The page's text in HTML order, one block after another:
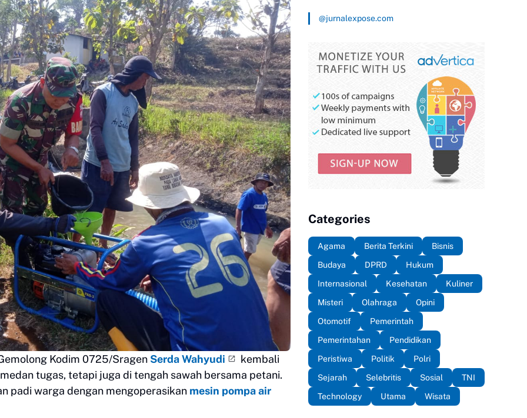
Kodim 0725/Sragen Serda Wahyudi
kembali
tugas, tetapi juga di tengah sawah bersama petani.
padi warga dengan mengoperasikan mesin pompa air
@jurnalexpose.com
Categories
Agama Berita Terkini
Bisnis
Budaya
DPRD
Hukum
Internasional
Kesehatan
Kuliner
Misteri
Olahraga
Opini
Otomotif
Pemerintah
Pemerintahan
Pendidikan
Peristiwa
Politik
Polri
Sejarah
Selebritis Sosial
TNI
Technology
Utama Wisata